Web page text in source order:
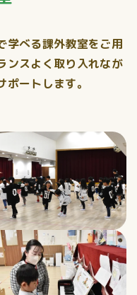
学べる課外教室をご用
ンスよく取り入れなが
ートします。